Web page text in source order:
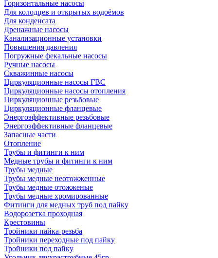
Горизонтальные насосы
Для колодцев и открытых водоёмов
Для конденсата
Дренажные насосы
Канализационные установки
Повышения давления
Погружные фекальные насосы
Ручные насосы
Скважинные насосы
Циркуляционные насосы ГВС
Циркуляционные насосы отопления
Циркуляционные резьбовые
Циркуляционные фланцевые
Энергоэффективные резьбовые
Энергоэффективные фланцевые
Запасные части
Отопление
Трубы и фитинги к ним
Медные трубы и фитинги к ним
Трубы медные
Трубы медные неотожженные
Трубы медные отожженые
Трубы медные хромированные
Фитинги для медных труб под пайку
Водорозетка проходная
Крестовины
Тройники пайка-резьба
Тройники переходные под пайку
Тройники под пайку